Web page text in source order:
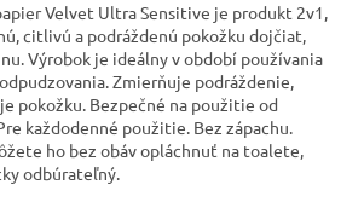
Velvet Ultra Sensitive je produkt 2v1,
citlivú a podráždenú pokožku dojčiat,
Výrobok je ideálny v období používania
Zmierňuje podráždenie,
pokožku. Bezpečné na použitie od
každodenné použitie. Bez zápachu.
ho bez obáv opláchnuť na toalete,
odbúrateľný.